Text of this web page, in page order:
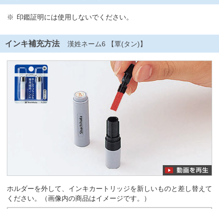
印鑑証明には使用しないでください。
インキ補充方法 漢姓ネーム6 【覃(タン)】
ホルダーを外して、インキカートリッジを新しいものと差し替えて
ください。（画像内の商品はイメージです。）